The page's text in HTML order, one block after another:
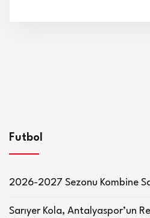
Futbol
2026-2027 Sezonu Kombine
Sarıyer Kola, Antalyaspor’un